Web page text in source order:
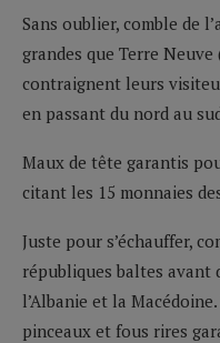
Sans oublier, comble de
grandes que Terre
contraignent leurs
en passant du nord au
Maux de tête garantis
citant les 15 monnaies
Juste pour s’échauffer,
républiques baltes avant
l’Albanie et la
pinceaux et fous rires